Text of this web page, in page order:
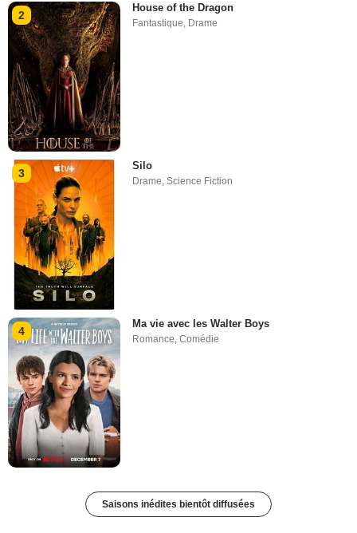
2
House of the Dragon
Fantastique Drame
3
Silo
Drame,Science Fiction
4
Ma vie avec les Walter Boys
Romance,Comédie
Saisons inédites bientôt diffusées